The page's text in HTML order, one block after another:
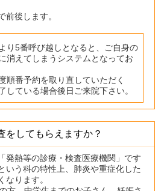
前後します。
り5番呼び越しとなると、ご自身の
消えてしまうシステムとなってお
順番予約を取り直していただく
している場合後日ご来院下さい。
をしてもらえますか？
発熱等の診療・検査医療機関」です
いう科の特性上、肺炎や重症化した
なります。